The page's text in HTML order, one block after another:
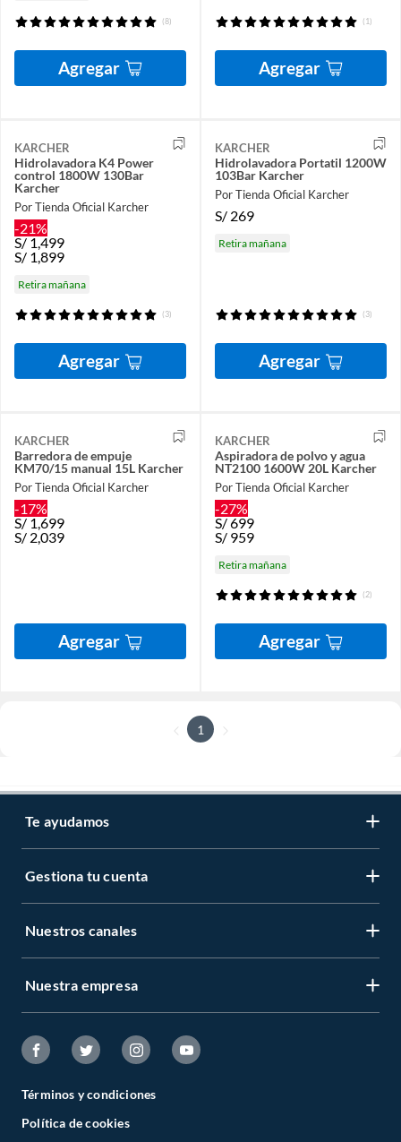
(8)
Agregar
(1)
Agregar
KARCHER
Hidrolavadora K4 Power
control 1800W 130Bar
Karcher
Por Tienda Oficial Karcher
-21%
S/ 1,499
S/ 1,899
Retira mañana
(3)
Agregar
KARCHER
Hidrolavadora Portatil 1200W
103Bar Karcher
Por Tienda Oficial Karcher
S/ 269
Retira mañana
(3)
Agregar
KARCHER
Barredora de empuje
KM70/15 manual 15L Karcher
Por Tienda Oficial Karcher
-17%
S/ 1,699
S/ 2,039
Agregar
KARCHER
Aspiradora de polvo y agua
NT2100 1600W 20L Karcher
Por Tienda Oficial Karcher
-27%
S/699
S/ 959
Retira mañana
(2)
Agregar
1
Te ayudamos
Gestiona tu cuenta
Nuestros canales
Nuestra empresa
Términos y condiciones
Política de cookies